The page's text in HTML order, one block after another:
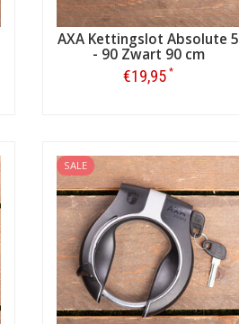
AXA Kettingslot Absolute 5
- 90 Zwart 90 cm
€19,95 *
SALE